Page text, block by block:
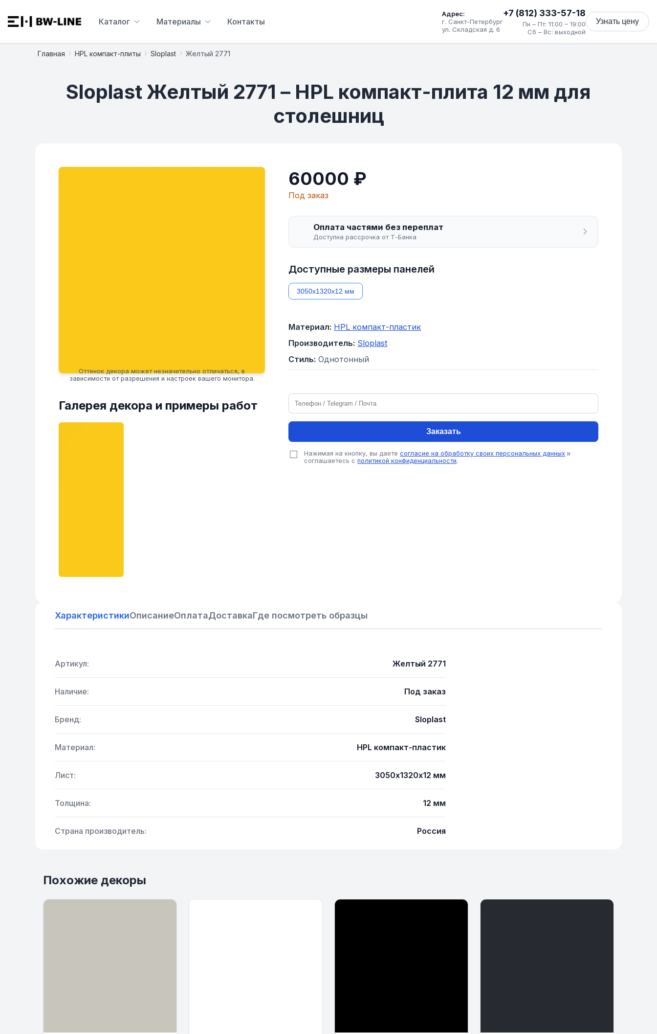
Каталог Материалы Контакты
Адрес:
г. Санкт-Петербург
ул. Складская д. 6
+7 (812) 333-57-18
Пн – Пт: 11:00 – 19:00
Сб – Вс: выходной
Узнать цену
Главная HPL компакт-плиты Sloplast Желтый 2771
Sloplast Желтый 2771 – HPL компакт-плита 12 мм для
столешниц
Оттенок декора может незначительно отличаться, в
зависимости от разрешения и настроек вашего монитора.
Галерея декора и примеры работ
60000 ₽
Под заказ
Оплата частями без переплат
Доступна рассрочка от Т-Банка
Доступные размеры панелей
3050х1320х12 мм
Материал: HPL компакт-пластик
Производитель: Sloplast
Стиль: Однотонный
Заказать
Нажимая на кнопку, вы даетесогласие на обработку своих персональных данных и
соглашаетесь сполитикой конфиденциальности.
ХарактеристикиОписаниеОплатаДоставкаГде посмотреть образцы
Артикул: Желтый 2771
Наличие: Под заказ
Бренд: Sloplast
Материал: HPL компакт-пластик
Лист: 3050х1320х12 мм
Толщина: 12 мм
Страна производитель: Россия
Похожие декоры